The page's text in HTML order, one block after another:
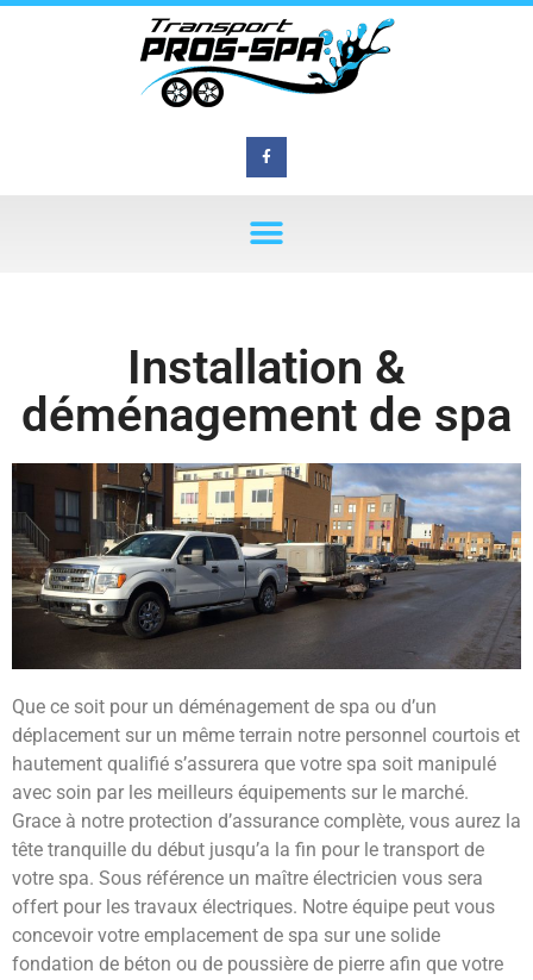
Installation &
déménagement de spa
Que ce soit pour un déménagement de spa ou d’un
déplacement sur un même terrain notre personnel courtois et
hautement qualifié s’assurera que votre spa soit manipulé
avec soin par les meilleurs équipements sur le marché.
Grace à notre protection d’assurance complète, vous aurez la
tête tranquille du début jusqu’a la fin pour le transport de
votre spa. Sous référence un maître électricien vous sera
offert pour les travaux électriques. Notre équipe peut vous
concevoir votre emplacement de spa sur une solide
fondation de béton ou de poussière de pierre afin que votre